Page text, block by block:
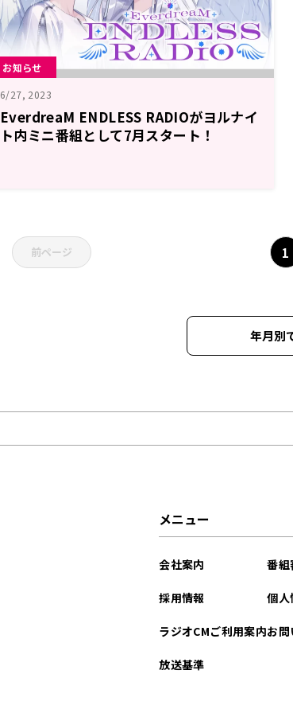
お知らせ
6/27, 2023
EverdreaM ENDLESS RADIOがヨルナイ
ト内ミニ番組として7月スタート！
前ページ 1
年月別
メニュー
会社案内
採用情報
ラジオCMご利用案内
放送基準
番組
個人
お